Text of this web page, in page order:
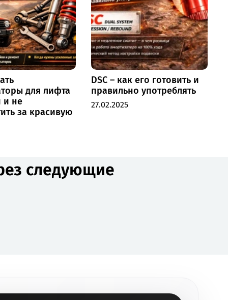
для лифта
и не
за красивую
DSC – как его готовить и
правильно употреблять
27.02.2025
следующие